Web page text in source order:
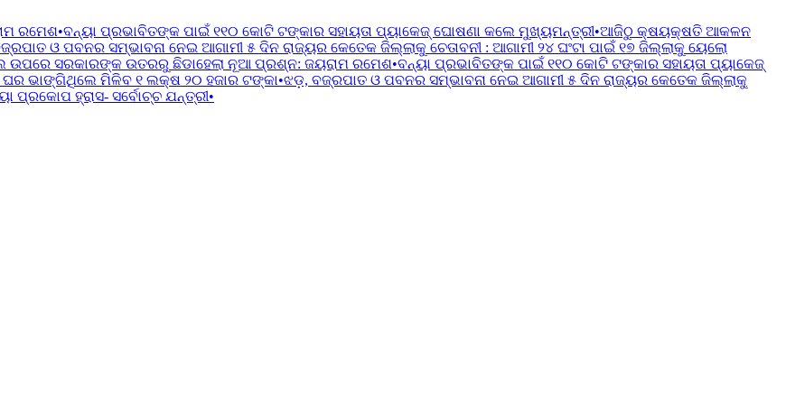
ରମେଶ•ବନ୍ୟା ପ୍ରଭାବିତଙ୍କ ପାଇଁ ୧୧୦ କୋଟି ଟଙ୍କାର ସହାୟତା ପ୍ୟାକେଜ୍ ଘୋଷଣା କଲେ ମୁଖ୍ୟମନ୍ତ୍ରୀ•ଆଜିଠୁ କ୍ଷୟକ୍ଷତି ଆକଳନ
ଓ ପବନର ସମ୍ଭାବନା ନେଇ ଆଗାମୀ ୫ ଦିନ ରାଜ୍ୟର କେତେକ ଜିଲ୍ଲାକୁ ଚେତାବନୀ : ଆଗାମୀ ୨୪ ଘଂଟା ପାଇଁ ୧୭ ଜିଲ୍ଲାକୁ ୟେଲୋ
ଉପରେ ସରକାରଙ୍କ ଉତରରୁ ଛିଡାହେଲା ନୂଆ ପ୍ରଶ୍ନ: ଜୟରାମ ରମେଶ•ବନ୍ୟା ପ୍ରଭାବିତଙ୍କ ପାଇଁ ୧୧୦ କୋଟି ଟଙ୍କାର ସହାୟତା ପ୍ୟାକେଜ୍
ଭାଙ୍ଗିଥିଲେ ମିଳିବ ୧ ଲକ୍ଷ ୨୦ ହଜାର ଟଙ୍କା•ଝଡ଼, ବଜ୍ରପାତ ଓ ପବନର ସମ୍ଭାବନା ନେଇ ଆଗାମୀ ୫ ଦିନ ରାଜ୍ୟର କେତେକ ଜିଲ୍ଲାକୁ
ପ୍ରକୋପ ହ୍ରାସ- ସର୍ବୋଚ୍ଚ ଯନ୍ତ୍ରୀ•